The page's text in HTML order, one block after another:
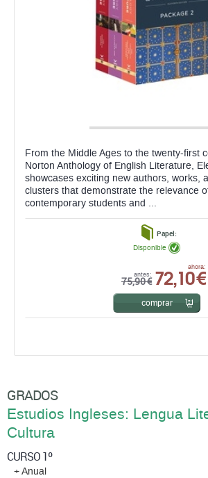
From the Middle Ages to the twenty-first
Norton Anthology of English Literature,
showcases exciting new authors, works,
clusters that demonstrate the relevance
contemporary students and ...
Papel:
antes:
75,90 €
ahora:
72,10 €
Disponible
comprar
GRADOS
Estudios Ingleses: Lengua
Cultura
CURSO 1º
+ Anual